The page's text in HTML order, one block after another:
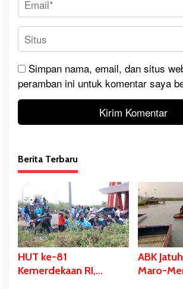
Simpan nama, email, dan situs
peramban ini untuk komentar saya
Berita Terbaru
HUT ke-81
Kemerdekaan RI,
ABK
Maro-